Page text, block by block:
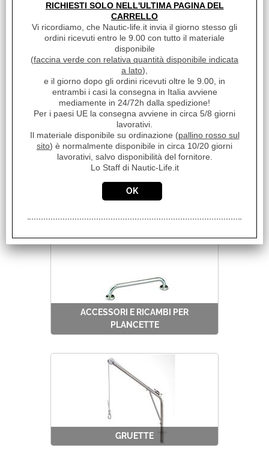
ACCESSORI E RICAMBI PER SCALETTE
ACCESSORI E RICAMBI PER
PLANCETTE
GRUETTE
RICHIESTI SOLO NELL'ULTIMA PAGINA DEL
CARRELLO
Vi ricordiamo, che Nautic-life.it invia il giorno stesso gli
ordini ricevuti entro le 9.00 con tutto il materiale
disponibile
(faccina verde con relativa quantità disponibile indicata
a lato),
e il giorno dopo gli ordini ricevuti oltre le 9.00, in
entrambi i casi la consegna in Italia avviene
mediamente in 24/72h dalla spedizione!
Per i paesi UE la consegna avviene in circa 5/8 giorni
lavorativi.
Il materiale disponibile su ordinazione (pallino rosso sul
sito) è normalmente disponibile in circa 10/20 giorni
lavorativi, salvo disponibilità del fornitore.
Lo Staff di Nautic-Life.it